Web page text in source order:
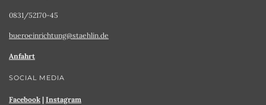
0831/52170-45
bueroeinrichtung@staehlin.de
Anfahrt
SOCIAL MEDIA
Facebook | Instagram